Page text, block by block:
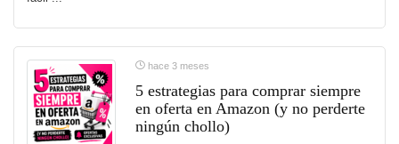
hace 3 meses
5 estrategias para comprar siempre
en oferta en Amazon (y no perderte
ningún chollo)